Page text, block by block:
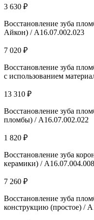
3 630 ₽
Восстановление зуба
Айкон) / А16.07.002.023
7 020 ₽
Восстановление зуба
с использованием
13 310 ₽
Восстановление зуба
пломбы) / А16.07.002.022
1 820 ₽
Восстановление зуба
керамики) / A16.07.004.008
7 260 ₽
Восстановление зуба
конструкцию (простое) /